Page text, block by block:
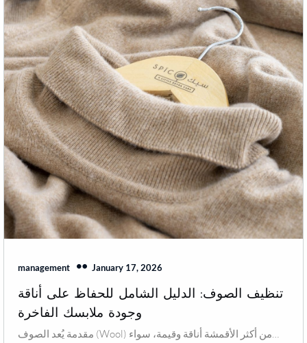
management January 17, 2026
تنظيف الصوف: الدليل الشامل للحفاظ على أناقة
وجودة ملابسك الفاخرة
مقدمة يُعد الصوف (Wool) من أكثر الأقمشة أناقة وقيمة، سواء…